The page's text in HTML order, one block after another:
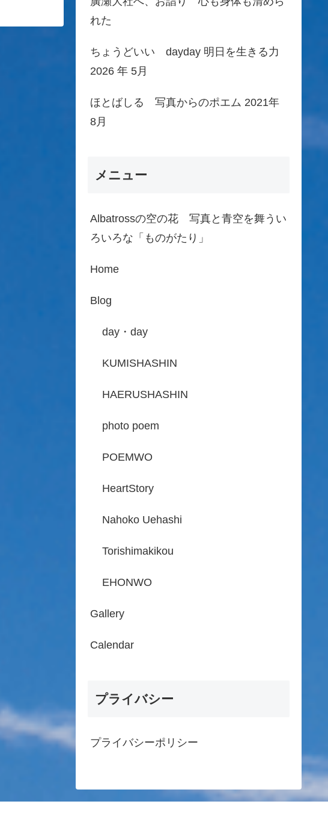
れた
ちょうどいい dayday 明日を生きる力
2026 年 5月
ほとばしる 写真からのポエム 2021年
8月
メニュー
Albatrossの空の花 写真と青空を舞うい
ろいろな「ものがたり」
Home
Blog
day・day
KUMISHASHIN
HAERUSHASHIN
photo poem
POEMWO
HeartStory
Nahoko Uehashi
Torishimakikou
EHONWO
Gallery
Calendar
プライバシー
プライバシーポリシー